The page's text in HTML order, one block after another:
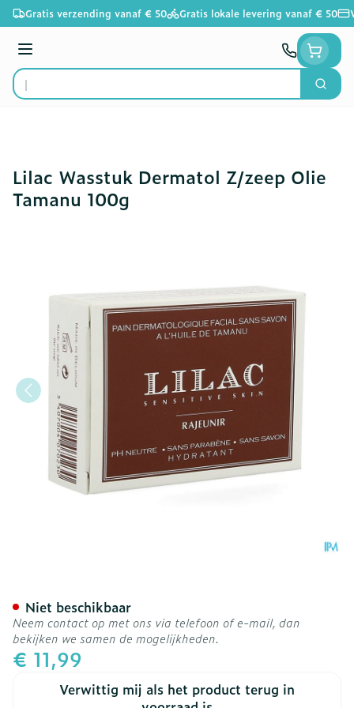
Ga naar de inhoud
Gratis verzending vanaf € 50 Gratis lokale levering vanaf € 50
Menu
Product, merk, categorie...
Zoek
Lilac Wasstuk Dermatol Z/zeep Olie
Tamanu 100g
€ 11,99
Verwittig mij als het product terug in
Niet beschikbaar
Neem contact op met ons via telefoon of e-mail, dan
bekijken we samen de mogelijkheden.